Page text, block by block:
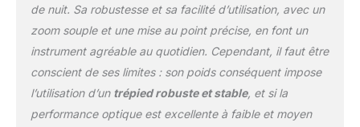
luminosité ambiante
GROSSISSEMENT NET :
au point de l’Ultima pour
une mise au point d’une
netteté incomparable
avant que votre sujet ne
de nuit. Sa robustesse et sa facilité d’utilisation, avec un
zoom souple et une mise au point précise, en font un
instrument agréable au quotidien. Cependant, il faut être
conscient de ses limites : son poids conséquent impose
l’utilisation d’un trépied robuste et stable, et si la
performance optique est excellente à faible et moyen